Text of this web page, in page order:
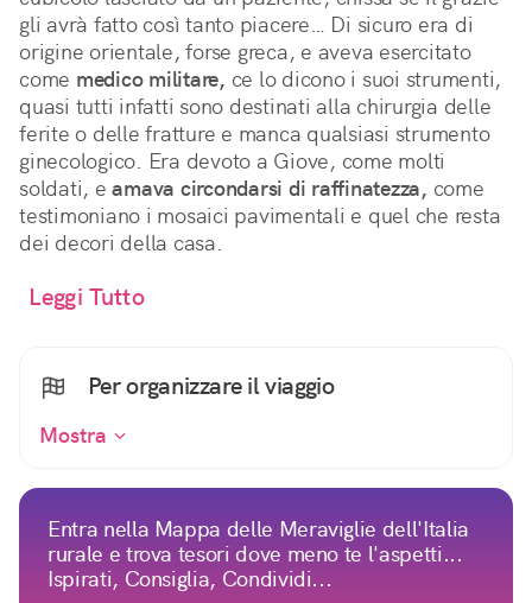
gli avrà fatto così tanto piacere… Di sicuro era di
origine orientale, forse greca, e aveva esercitato
come medico militare, ce lo dicono i suoi strumenti,
quasi tutti infatti sono destinati alla chirurgia delle
ferite o delle fratture e manca qualsiasi strumento
ginecologico. Era devoto a Giove, come molti
soldati, eamava circondarsi di raffinatezza, come
testimoniano i mosaici pavimentali e quel che resta
dei decori della casa.
Leggi Tutto
Per organizzare il viaggio
Mostra
Entra nella Mappa delle Meraviglie dell'Italia
rurale e trova tesori dove meno te l'aspetti...
Ispirati, Consiglia, Condividi...